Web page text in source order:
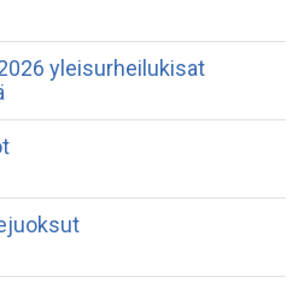
yleisurheilukisat